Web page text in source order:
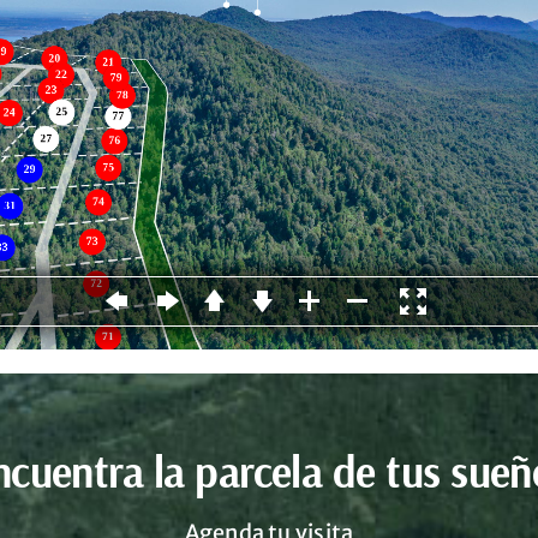
la parcela de tus
Agenda tu visita